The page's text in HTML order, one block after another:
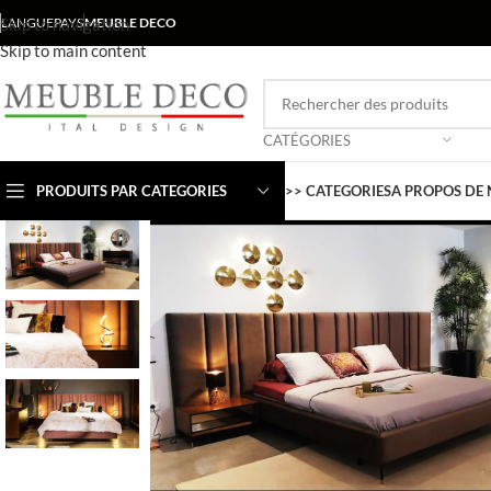
Skip to navigation
Skip to main content
LANGUEPAYSMEUBLE DECO
CATÉGORIES
PRODUITS PAR CATEGORIES >> CATEGORIESA PROPOS DE